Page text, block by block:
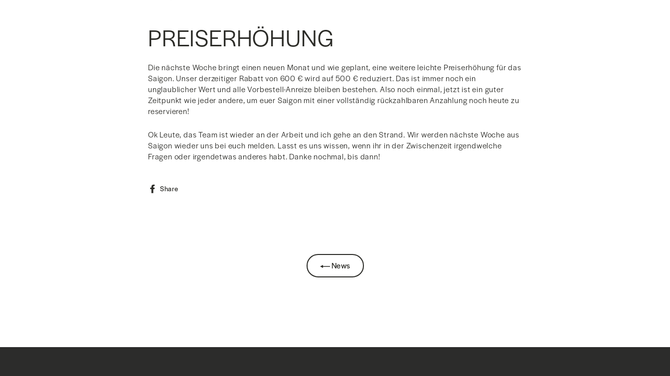
PREISERHÖHUNG
Die nächste Woche bringt einen neuen Monat und wie geplant, eine weitere leichte Preiserhöhung für das
Saigon. Unser derzeitiger Rabatt von 600 € wird auf 500 € reduziert. Das ist immer noch ein
unglaublicher Wert und alle Vorbestell-Anreize bleiben bestehen. Also noch einmal, jetzt ist ein guter
Zeitpunkt wie jeder andere, um euer Saigon mit einer vollständig rückzahlbaren Anzahlung noch heute zu
reservieren!
Ok Leute, das Team ist wieder an der Arbeit und ich gehe an den Strand. Wir werden nächste Woche aus
Saigon wieder uns bei euch melden. Lasst es uns wissen, wenn ihr in der Zwischenzeit irgendwelche
Fragen oder irgendetwas anderes habt. Danke nochmal, bis dann!
Share
News